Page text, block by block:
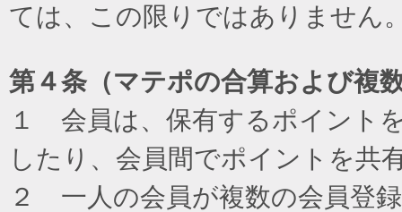
ては、この限りではありません
第４条（マテポの合算および複
１ 会員は、保有するポイント
したり、会員間でポイントを共
２ 一人の会員が複数の会員登